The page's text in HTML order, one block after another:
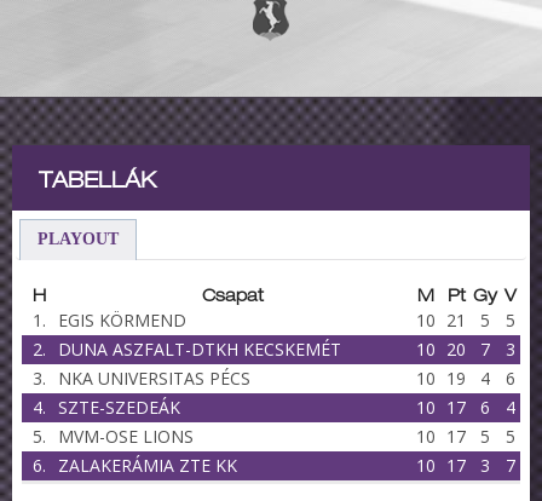
TABELLÁK
PLAYOUT
H Csapat M Pt Gy V
1. EGIS KÖRMEND 10 21 5
5
2.
DUNA ASZFALT-DTKH KECSKEMÉT 10 20 7
3
3.
NKA UNIVERSITAS PÉCS 10 19 4
6
4. SZTE-SZEDEÁK 10 17 6
4
5.
MVM-OSE LIONS 10 17 5
5
6.
ZALAKERÁMIA ZTE KK 10 17 3 7